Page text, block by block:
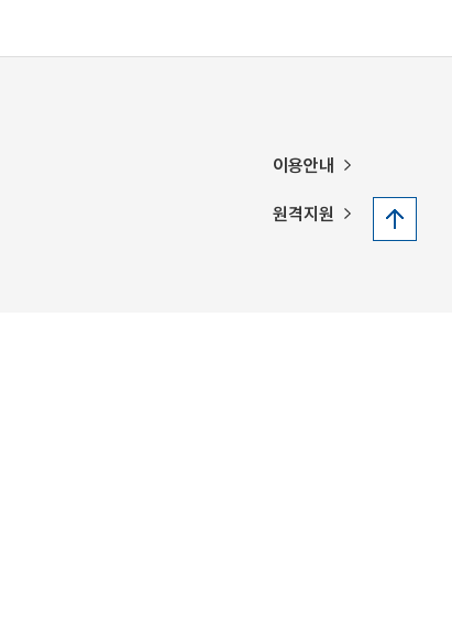
이용안내
원격지원